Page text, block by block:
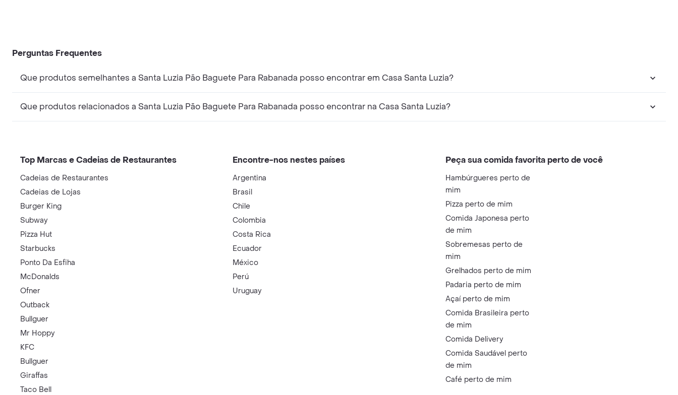
Perguntas Frequentes
Que produtos semelhantes a Santa Luzia Pão Baguete Para Rabanada posso encontrar em Casa Santa Luzia?
Que produtos relacionados a Santa Luzia Pão Baguete Para Rabanada posso encontrar na Casa Santa Luzia?
Top Marcas e Cadeias de Restaurantes
Cadeias de Restaurantes
Cadeias de Lojas
Burger King
Subway
Pizza Hut
Starbucks
Ponto Da Esfiha
McDonalds
Ofner
Outback
Bullguer
Mr Hoppy
KFC
Bullguer
Giraffas
Taco Bell
Encontre-nos nestes países
Argentina
Brasil
Chile
Colombia
Costa Rica
Ecuador
México
Perú
Uruguay
Peça sua comida favorita perto de você
Hambúrgueres perto de
mim
Pizza perto de mim
Comida Japonesa perto
de mim
Sobremesas perto de
mim
Grelhados perto de mim
Padaria perto de mim
Açaí perto de mim
Comida Brasileira perto
de mim
Comida Delivery
Comida Saudável perto
de mim
Café perto de mim